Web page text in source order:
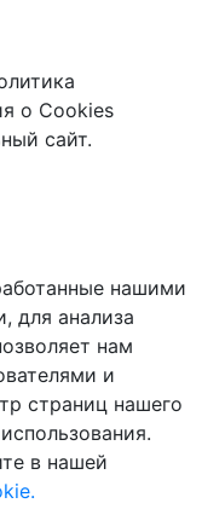
о Cookies
сайт.
нашими
для анализа
нам
и
страниц нашего
в нашей